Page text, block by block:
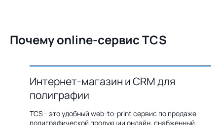
Почему online-сервис TCS
Интернет-магазин и CRM для
полиграфии
TCS - это удобный web-to-print сервис по продаже
полиграфической продукции онлайн, снабженный